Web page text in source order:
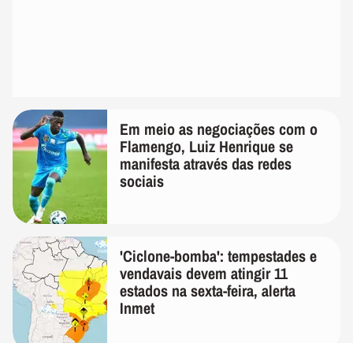
Em meio as negociações com o
Flamengo, Luiz Henrique se
manifesta através das redes
sociais
'Ciclone-bomba': tempestades e
vendavais devem atingir 11
estados na sexta-feira, alerta
Inmet